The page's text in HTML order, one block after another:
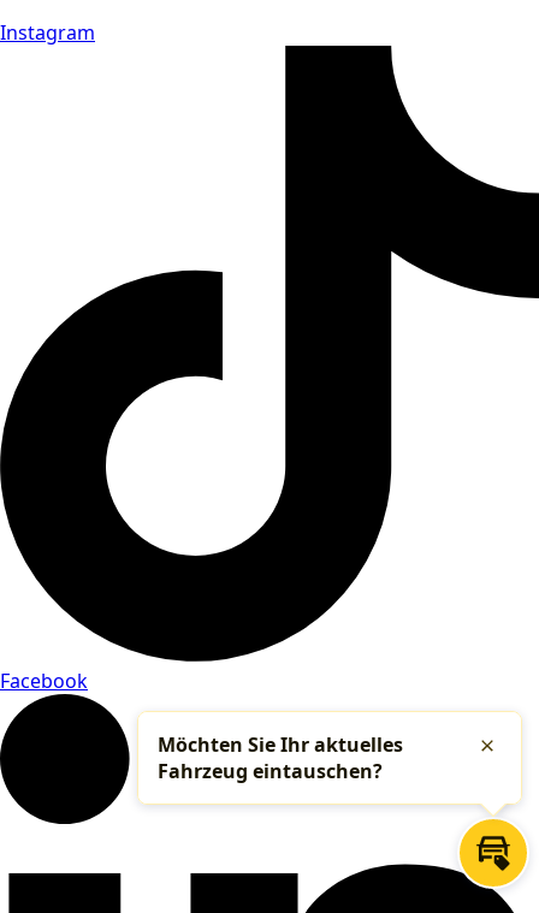
Instagram
Facebook
Möchten Sie Ihr aktuelles
Fahrzeug eintauschen?